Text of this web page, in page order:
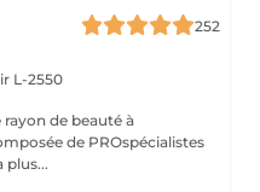
252
L-2550
rayon de beauté à
plus...